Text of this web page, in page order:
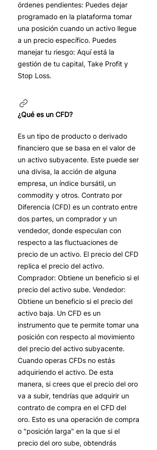
órdenes pendientes: Puedes dejar
programado en la plataforma tomar
una posición cuando un activo llegue
a un precio específico. Puedes
manejar tu riesgo: Aquí está la
gestión de tu capital, Take Profit y
Stop Loss.
¿Qué es un CFD?
Es un tipo de producto o derivado
financiero que se basa en el valor de
un activo subyacente. Este puede ser
una divisa, la acción de alguna
empresa, un índice bursátil, un
commodity y otros. Contrato por
Diferencia (CFD) es un contrato entre
dos partes, un comprador y un
vendedor, donde especulan con
respecto a las fluctuaciones de
precio de un activo. El precio del CFD
replica el precio del activo.
Comprador: Obtiene un beneficio si el
precio del activo sube. Vendedor:
Obtiene un beneficio si el precio del
activo baja. Un CFD es un
instrumento que te permite tomar una
posición con respecto al movimiento
del precio del activo subyacente.
Cuando operas CFDs no estás
adquiriendo el activo. De esta
manera, si crees que el precio del oro
va a subir, tendrías que adquirir un
contrato de compra en el CFD del
oro. Esto es una operación de compra
o "posición larga" en la que si el
precio del oro sube, obtendrás